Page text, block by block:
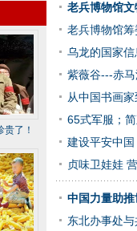
了！
老兵博物馆
老兵博物馆
乌龙的国家
紫薇谷---赤
从中国书画
65式军服；
建设平安中
贞味卫娃娃
中国力量助
东北办事处